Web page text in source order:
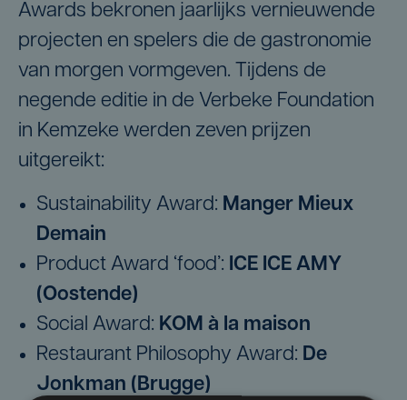
Awards bekronen jaarlijks vernieuwende
projecten en spelers die de gastronomie
van morgen vormgeven. Tijdens de
negende editie in de Verbeke Foundation
in Kemzeke werden zeven prijzen
uitgereikt:
Sustainability Award: Manger Mieux
Demain
Product Award ‘food’: ICE ICE AMY
(Oostende)
Social Award: KOM à la maison
Restaurant Philosophy Award: De
Jonkman (Brugge)